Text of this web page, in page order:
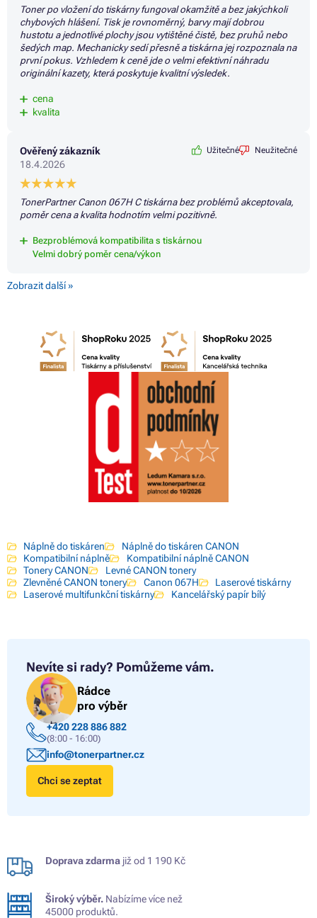
Toner po vložení do tiskárny fungoval okamžitě a bez jakýchkoli
chybových hlášení. Tisk je rovnoměrný, barvy mají dobrou
hustotu a jednotlivé plochy jsou vytištěné čistě, bez pruhů nebo
šedých map. Mechanicky sedí přesně a tiskárna jej rozpoznala na
první pokus. Vzhledem k ceně jde o velmi efektivní náhradu
originální kazety, která poskytuje kvalitní výsledek.
cena
kvalita
Ověřený zákazník
18.4.2026
Užitečné Neužitečné
TonerPartner Canon 067H C tiskárna bez problémů akceptovala,
poměr cena a kvalita hodnotím velmi pozitivně.
Bezproblémová kompatibilita s tiskárnou
Velmi dobrý poměr cena/výkon
Zobrazit další »
Náplně do tiskáren
Náplně do tiskáren CANON
Kompatibilní náplně
Kompatibilní náplně CANON
Tonery CANON
Levné CANON tonery
Zlevněné CANON tonery
Canon 067H
Laserové tiskárny
Laserové multifunkční tiskárny
Kancelářský papír bílý
Nevíte si rady? Pomůžeme vám.
Rádce
pro výběr
+420 228 886 882
(8:00 - 16:00)
info@tonerpartner.cz
Chci se zeptat
Doprava zdarma již od 1 190 Kč
Široký výběr. Nabízíme více než
45000 produktů.